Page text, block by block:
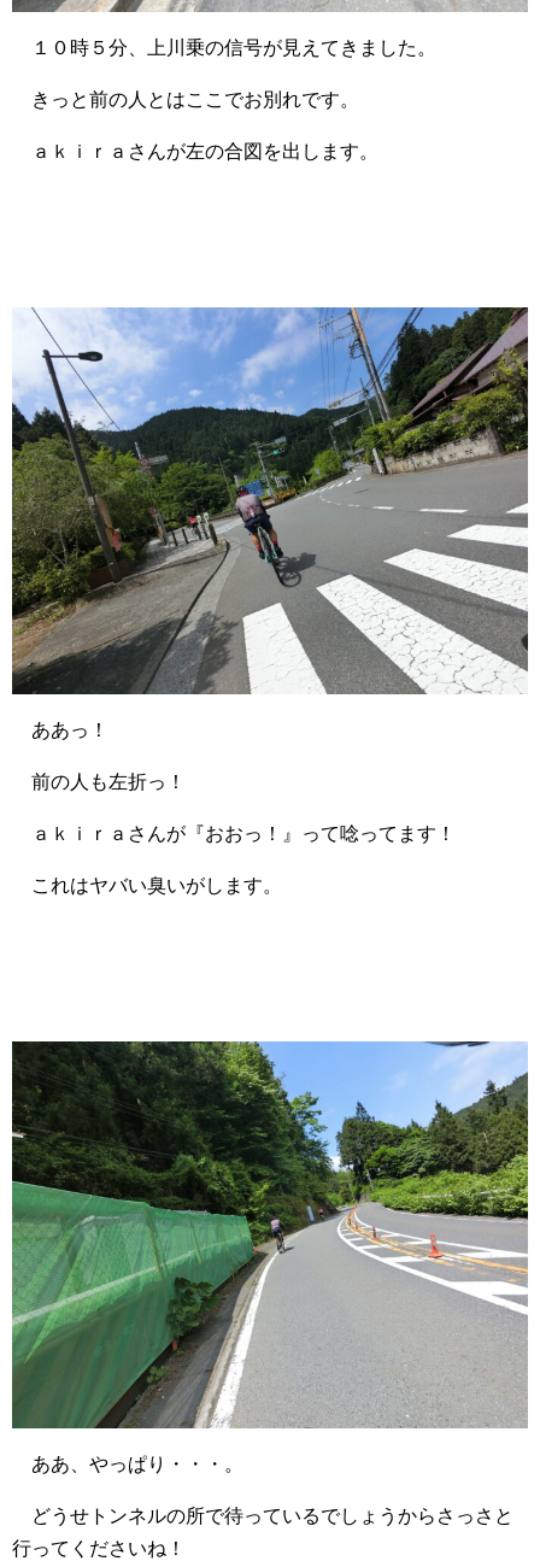
１０時５分、上川乗の信号が見えてきました。
きっと前の人とはここでお別れです。
ａｋｉｒａさんが左の合図を出します。
ああっ！
前の人も左折っ！
ａｋｉｒａさんが『おおっ！』って唸ってます！
これはヤバい臭いがします。
ああ、やっぱり・・・。
どうせトンネルの所で待っているでしょうからさっさと
行ってくださいね！